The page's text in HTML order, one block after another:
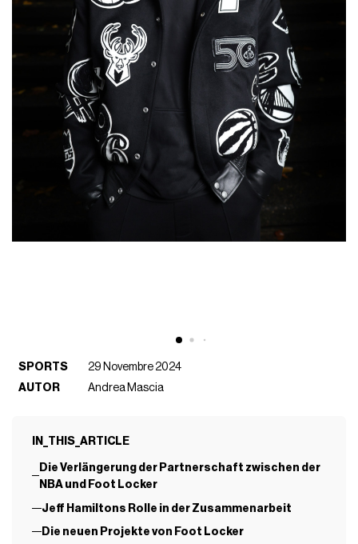
SPORTS
29 Novembre 2024
AUTOR
Andrea Mascia
IN_THIS_ARTICLE
Die Verlängerung der Partnerschaft zwischen der
NBA und Foot Locker
Jeff Hamiltons Rolle in der Zusammenarbeit
Die neuen Projekte von Foot Locker